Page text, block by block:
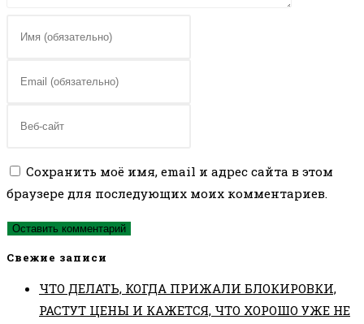
или
пользователя,
прокомментировать
адрес,
прокомментировать
веб-
сайта
(необязательно)
Сохранить моё имя, email и адрес сайта в этом
браузере для последующих моих комментариев.
Свежие записи
ЧТО ДЕЛАТЬ, КОГДА ПРИЖАЛИ БЛОКИРОВКИ,
РАСТУТ ЦЕНЫ И КАЖЕТСЯ, ЧТО ХОРОШО УЖЕ НЕ